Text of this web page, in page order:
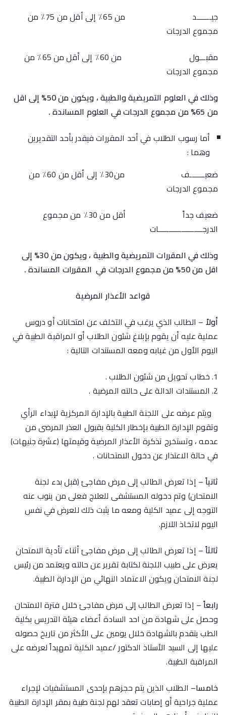
جيـــــــد من 65٪ إلى أقل من 75٪ من
مجموع الدرجات
مقبـــول من 60٪ إلى أقل من 65٪ من
مجموع الدرجات
وذلك في العلوم التمريضية والطبية ، ويكون من 50% إلى اقل
من 65% من مجموع الدرجات في العلوم المساندة .
أما رسوب الطلاب في أحد المقررات فيقدر بأحد التقديرين
وهما :
ضعيـــــــف من30٪ إلى أقل من 60٪ من
مجموع الدرجات
ضعيف جداً أقل من 30٪ من مجموع
الدرجـــــــــــــــــــــات
وذلك في المقررات التمريضية والطبية ، ويكون من 30% إلى
اقل من 50% من مجموع الدرجات في المقررات المساندة .
قواعد الأعذار المرضية
أولاً – الطالب الذي يرغب في التخلف عن امتحانات أو دروس
عملية عليه أن يقوم بإبلاغ شئون الطلاب أو المراقبة الطبية في
اليوم الأول من غيابه ومعه المستندات التالية :
خطاب تحويل من شئون الطلاب .
المستندات الدالة على حالته المرضية .
ويتم عرضه على اللجنة الطبية بالإدارة المركزية لإبداء الرأي
وتقوم الإدارة الطبية بإخطار الكلية بقبول العذر المرضى من
عدمه ، وتستخرج تذكرة الأعذار المرضية وقيمتها (عشرة جنيهات)
في حالة الاعتذار عن دخول الامتحانات .
ثانياً– إذا تعرض الطالب إلى مرض مفاجئ (قبل بدء لجنة
الامتحان) وتم دخوله المستشفى للعلاج فعلى من ينوب عنه
التوجه إلى عميد الكلية ومعه ما يثبت ذلك للعرض في نفس
اليوم لاتخاذ اللازم.
ثالثاً– إذا تعرض الطالب إلى مرض مفاجئ أثناء تأدية الامتحان
يعرض على طبيب اللجنة لكتابة تقرير عن حالته ويعتمد من رئيس
لجنة الامتحان ويكون الاعتماد النهائي من الإدارة الطبية.
رابعاً– إذا تعرض الطالب إلى مرض مفاجئ خلال فترة الامتحان
وحصل على شهادة من احد السادة أعضاء هيئة التدريس بكلية
الطب يتقدم بالشهادة خلال يومين على الأكثر من تاريخ حصوله
عليها إلى السيد الأستاذ الدكتور /عميد الكلية تمهيداً لعرضه على
المراقبة الطبية.
خامسا– الطلاب الذين يتم حجزهم بإحدى المستشفيات لإجراء
عملية جراحية أو إصابات تعقد لهم لجنة طبية بمقر الإدارة الطبية